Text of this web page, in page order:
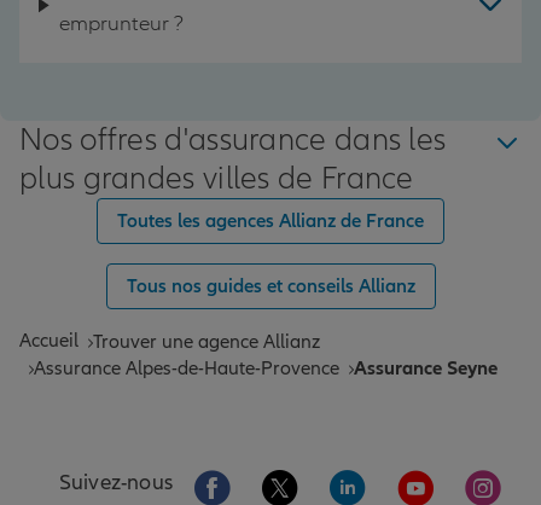
emprunteur ?
Nos offres d'assurance dans les
plus grandes villes de France
Toutes les agences Allianz de France
Tous nos guides et conseils Allianz
Accueil Trouver une agence Allianz
Assurance Alpes-de-Haute-Provence Assurance Seyne
Suivez-nous Aller sur la page Facebook de Allianz
Aller sur la page Twitter de
Aller sur la page
Aller sur la
Aller